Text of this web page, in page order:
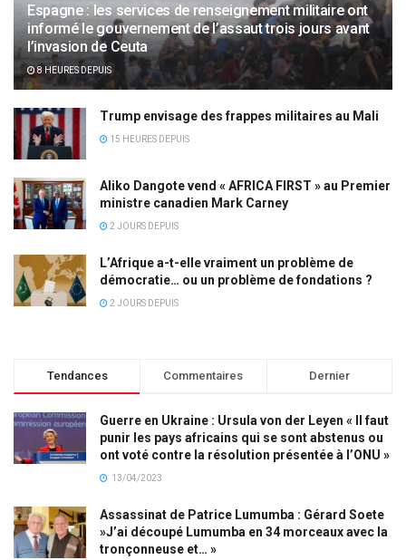
Espagne : les services de renseignement militaire ont
informé le gouvernement de l’assaut trois jours avant
l’invasion de Ceuta
8 HEURES DEPUIS
Trump envisage des frappes militaires au Mali
15 HEURES DEPUIS
Aliko Dangote vend « AFRICA FIRST » au Premier
ministre canadien Mark Carney
2 JOURS DEPUIS
L’Afrique a-t-elle vraiment un problème de
démocratie… ou un problème de fondations ?
2 JOURS DEPUIS
Tendances Commentaires Dernier
Guerre en Ukraine : Ursula von der Leyen « Il faut
punir les pays africains qui se sont abstenus ou
ont voté contre la résolution présentée à l’ONU »
13/04/2023
Assassinat de Patrice Lumumba : Gérard Soete
»J’ai découpé Lumumba en 34 morceaux avec la
tronçonneuse et… »